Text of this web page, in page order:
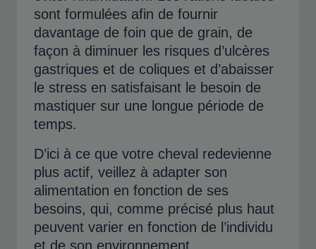
sont formulées afin de fournir
davantage de foin que de grain, de
façon à diminuer les risques d’ulcères
gastriques et de coliques et d’abaisser
le stress en satisfaisant le besoin de
mastiquer sur une longue période de
temps.
D’ici à ce que votre cheval redevienne
plus actif, veillez à adapter son
alimentation en fonction de ses
besoins, qui, comme précisé plus haut
peuvent varier en fonction de l’individu
et de son environnement.